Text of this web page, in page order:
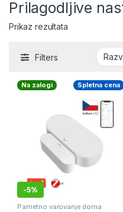
Prilagodljive
Prikaz rezultata
Filters
Na zalogi
-5%
Spletna cena
Pametno varovanje doma